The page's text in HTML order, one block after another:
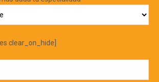
clear_on_hide]